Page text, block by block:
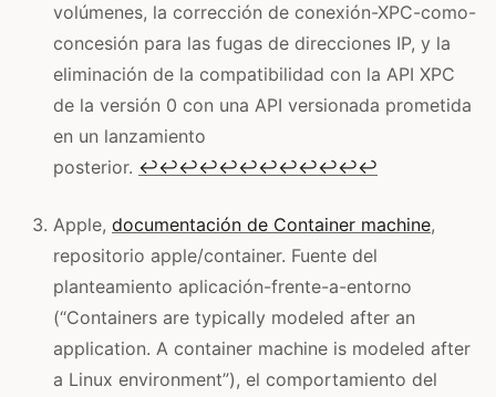
volúmenes, la corrección de conexión-XPC-como-
concesión para las fugas de direcciones IP, y la
eliminación de la compatibilidad con la API XPC
de la versión 0 con una API versionada prometida
en un lanzamiento
posterior. ↩↩↩↩↩↩↩↩↩↩↩↩
Apple, documentación de Container machine,
repositorio apple/container. Fuente del
planteamiento aplicación-frente-a-entorno
(“Containers are typically modeled after an
application. A container machine is modeled after
a Linux environment”), el comportamiento del